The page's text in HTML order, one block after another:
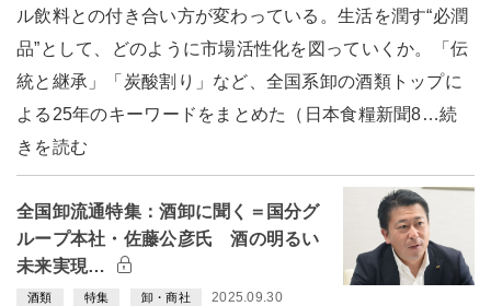
ル飲料との付き合い方が変わっている。生活を潤す“必潤
品”として、どのように市場活性化を図っていくか。「伝
統と継承」「炭酸割り」など、全国系卸の酒類トップに
よる25年のキーワードをまとめた（日本食糧新聞8…続
きを読む
全国卸流通特集：酒卸に聞く＝国分グ
ループ本社・佐藤公彦氏 酒の明るい
未来実現…
酒類 特集 卸・商社 2025.09.30